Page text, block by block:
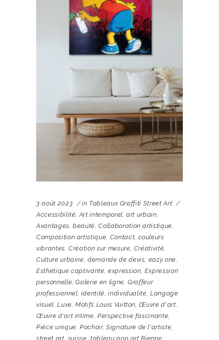
3 août 2023 in Tableaux Graffiti Street Art
Accessibilité,Art intemporel,art urbain,
Avantages,beauté,Collaboration artistique,
Composition artistique, Contact, couleurs
vibrantes,Création sur mesure, Créativité,
Culture urbaine,demande de devis, eazy one,
Esthétique captivante, expression, Expression
personnelle,Galerie en ligne,Graffeur
professionnel, identité,individualité,Langage
visuel,Luxe,Motifs Louis Vuitton,Œuvre d'art,
Œuvre d'art intime,Perspective fascinante,
Pièce unique,Pochoir, Signature de l'artiste,
street art suisse ,tableau pop art Bienne